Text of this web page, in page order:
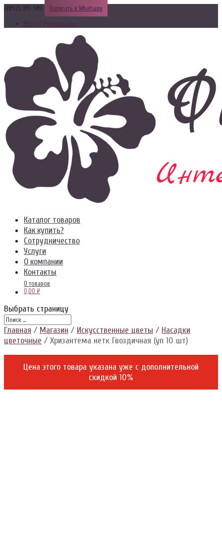
(3852) 315-349 Написать в Whatsapp
Вход | Регистрация
Каталог товаров
Как купить?
Сотрудничество
Услуги
О компании
Контакты
0 товаров
0,00 ₽
Выбрать страницу
Главная / Магазин / Искусственные цветы / Насадки
цветочные / Хризантема нетк Гвоздичная (уп 10 шт)
Цена этого товара указана уже c дополнительной
скидкой 10%